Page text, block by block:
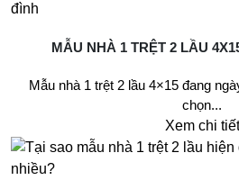
MẪU NHÀ 1 TRỆT 2 LẦU
Mẫu nhà 1 trệt 2 lầu 4×15 đang
chọn...
Xem chi tiết